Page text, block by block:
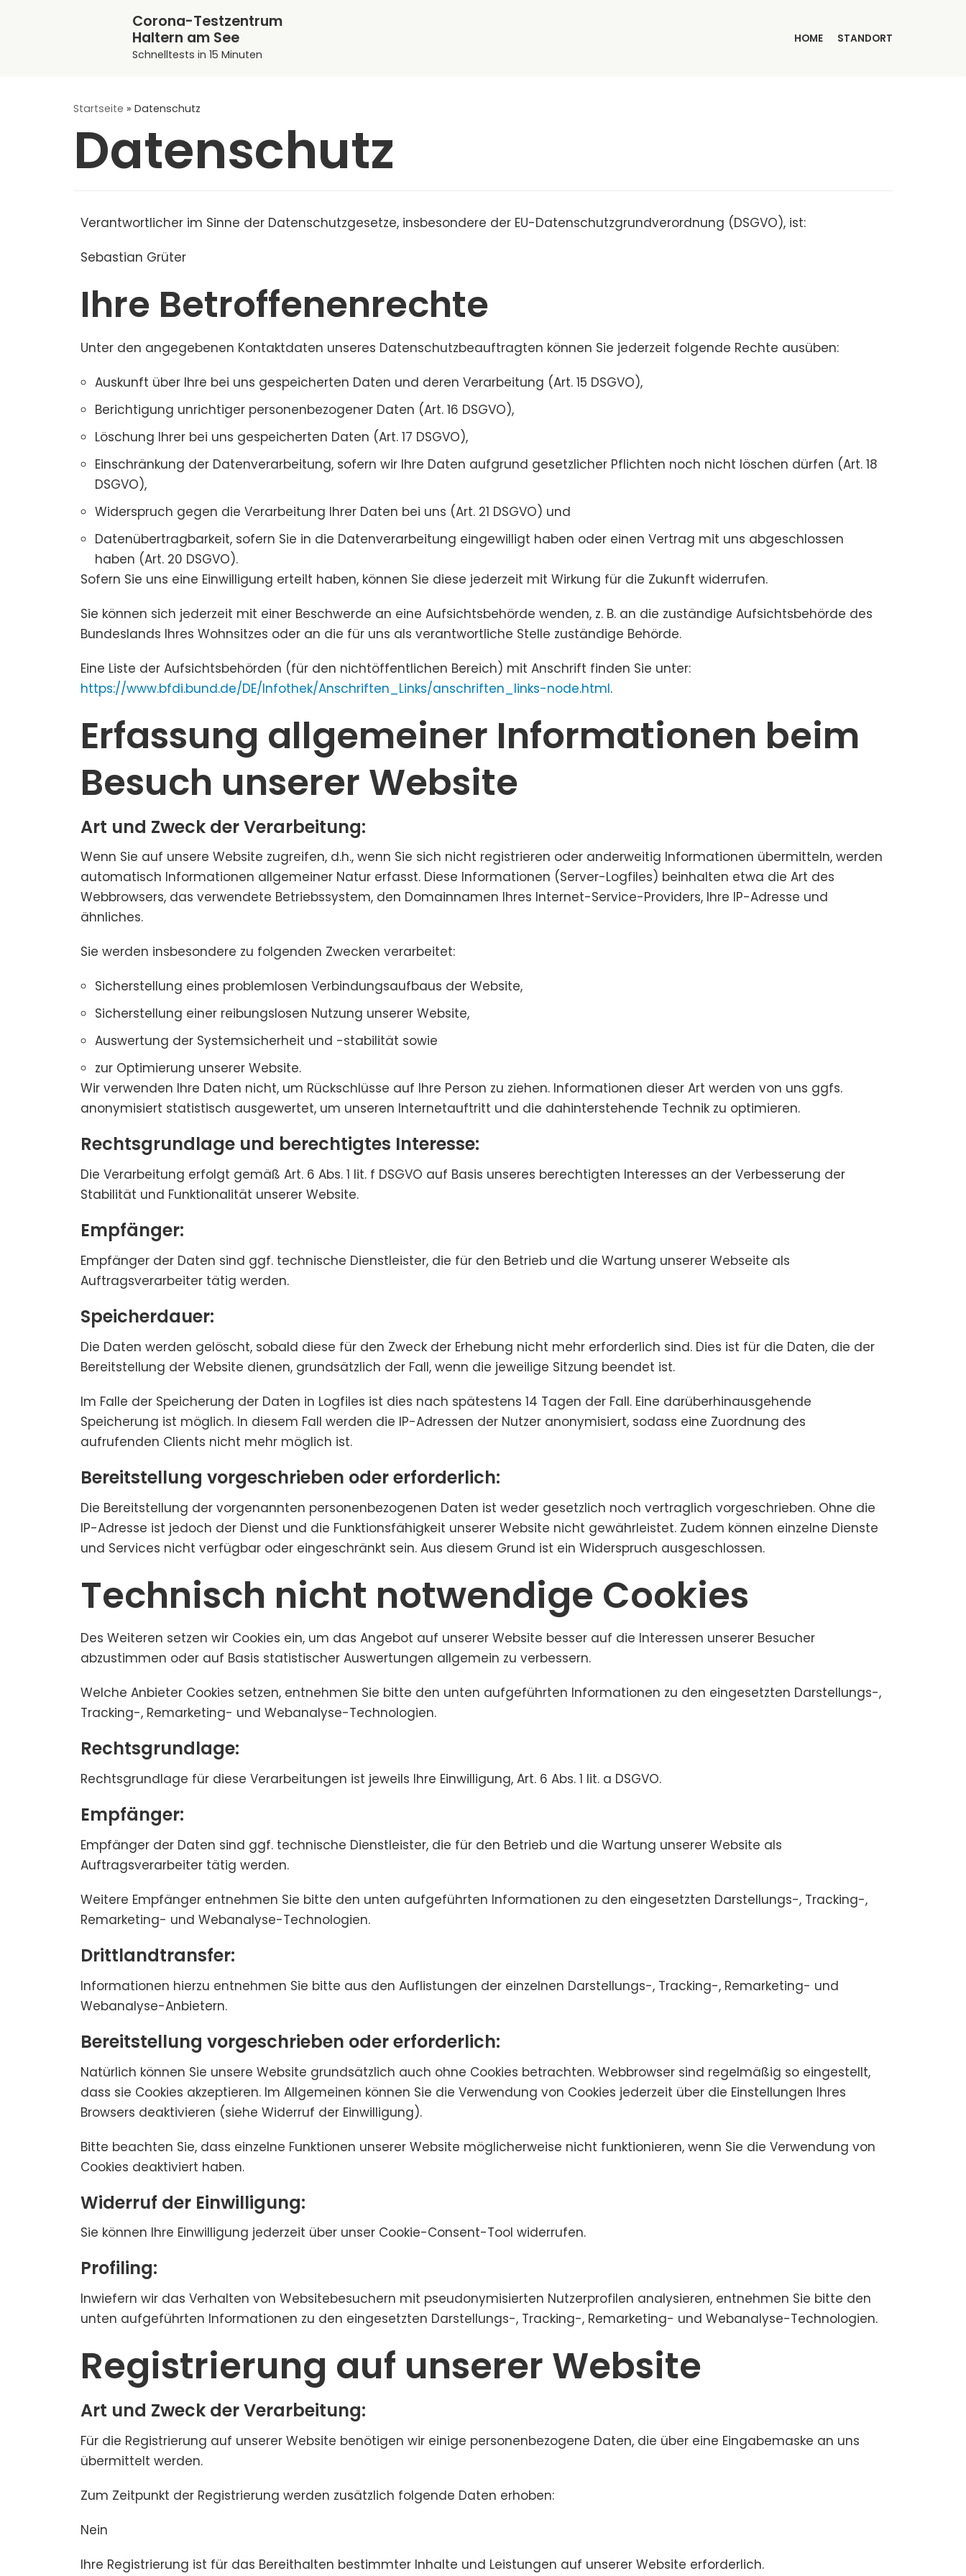
Corona-Testzentrum
Haltern am See
Schnelltests in 15 Minuten
HOME STANDORT
Startseite » Datenschutz
Datenschutz
Verantwortlicher im Sinne der Datenschutzgesetze, insbesondere der EU-Datenschutzgrundverordnung (DSGVO), ist:
Sebastian Grüter
Ihre Betroffenenrechte
Unter den angegebenen Kontaktdaten unseres Datenschutzbeauftragten können Sie jederzeit folgende Rechte ausüben:
Auskunft über Ihre bei uns gespeicherten Daten und deren Verarbeitung (Art. 15 DSGVO),
Berichtigung unrichtiger personenbezogener Daten (Art. 16 DSGVO),
Löschung Ihrer bei uns gespeicherten Daten (Art. 17 DSGVO),
Einschränkung der Datenverarbeitung, sofern wir Ihre Daten aufgrund gesetzlicher Pflichten noch nicht löschen dürfen (Art. 18
DSGVO),
Widerspruch gegen die Verarbeitung Ihrer Daten bei uns (Art. 21 DSGVO) und
Datenübertragbarkeit, sofern Sie in die Datenverarbeitung eingewilligt haben oder einen Vertrag mit uns abgeschlossen
haben (Art. 20 DSGVO).
Sofern Sie uns eine Einwilligung erteilt haben, können Sie diese jederzeit mit Wirkung für die Zukunft widerrufen.
Sie können sich jederzeit mit einer Beschwerde an eine Aufsichtsbehörde wenden, z. B. an die zuständige Aufsichtsbehörde des
Bundeslands Ihres Wohnsitzes oder an die für uns als verantwortliche Stelle zuständige Behörde.
Eine Liste der Aufsichtsbehörden (für den nichtöffentlichen Bereich) mit Anschrift finden Sie unter:
https://www.bfdi.bund.de/DE/Infothek/Anschriften_Links/anschriften_links-node.html.
Erfassung allgemeiner Informationen beim
Besuch unserer Website
Art und Zweck der Verarbeitung:
Wenn Sie auf unsere Website zugreifen, d.h., wenn Sie sich nicht registrieren oder anderweitig Informationen übermitteln, werden
automatisch Informationen allgemeiner Natur erfasst. Diese Informationen (Server-Logfiles) beinhalten etwa die Art des
Webbrowsers, das verwendete Betriebssystem, den Domainnamen Ihres Internet-Service-Providers, Ihre IP-Adresse und
ähnliches.
Sie werden insbesondere zu folgenden Zwecken verarbeitet:
Sicherstellung eines problemlosen Verbindungsaufbaus der Website,
Sicherstellung einer reibungslosen Nutzung unserer Website,
Auswertung der Systemsicherheit und -stabilität sowie
zur Optimierung unserer Website.
Wir verwenden Ihre Daten nicht, um Rückschlüsse auf Ihre Person zu ziehen. Informationen dieser Art werden von uns ggfs.
anonymisiert statistisch ausgewertet, um unseren Internetauftritt und die dahinterstehende Technik zu optimieren.
Rechtsgrundlage und berechtigtes Interesse:
Die Verarbeitung erfolgt gemäß Art. 6 Abs. 1 lit. f DSGVO auf Basis unseres berechtigten Interesses an der Verbesserung der
Stabilität und Funktionalität unserer Website.
Empfänger:
Empfänger der Daten sind ggf. technische Dienstleister, die für den Betrieb und die Wartung unserer Webseite als
Auftragsverarbeiter tätig werden.
Speicherdauer:
Die Daten werden gelöscht, sobald diese für den Zweck der Erhebung nicht mehr erforderlich sind. Dies ist für die Daten, die der
Bereitstellung der Website dienen, grundsätzlich der Fall, wenn die jeweilige Sitzung beendet ist.
Im Falle der Speicherung der Daten in Logfiles ist dies nach spätestens 14 Tagen der Fall. Eine darüberhinausgehende
Speicherung ist möglich. In diesem Fall werden die IP-Adressen der Nutzer anonymisiert, sodass eine Zuordnung des
aufrufenden Clients nicht mehr möglich ist.
Bereitstellung vorgeschrieben oder erforderlich:
Die Bereitstellung der vorgenannten personenbezogenen Daten ist weder gesetzlich noch vertraglich vorgeschrieben. Ohne die
IP-Adresse ist jedoch der Dienst und die Funktionsfähigkeit unserer Website nicht gewährleistet. Zudem können einzelne Dienste
und Services nicht verfügbar oder eingeschränkt sein. Aus diesem Grund ist ein Widerspruch ausgeschlossen.
Technisch nicht notwendige Cookies
Des Weiteren setzen wir Cookies ein, um das Angebot auf unserer Website besser auf die Interessen unserer Besucher
abzustimmen oder auf Basis statistischer Auswertungen allgemein zu verbessern.
Welche Anbieter Cookies setzen, entnehmen Sie bitte den unten aufgeführten Informationen zu den eingesetzten Darstellungs-,
Tracking-, Remarketing- und Webanalyse-Technologien.
Rechtsgrundlage:
Rechtsgrundlage für diese Verarbeitungen ist jeweils Ihre Einwilligung, Art. 6 Abs. 1 lit. a DSGVO.
Empfänger:
Empfänger der Daten sind ggf. technische Dienstleister, die für den Betrieb und die Wartung unserer Website als
Auftragsverarbeiter tätig werden.
Weitere Empfänger entnehmen Sie bitte den unten aufgeführten Informationen zu den eingesetzten Darstellungs-, Tracking-,
Remarketing- und Webanalyse-Technologien.
Drittlandtransfer:
Informationen hierzu entnehmen Sie bitte aus den Auflistungen der einzelnen Darstellungs-, Tracking-, Remarketing- und
Webanalyse-Anbietern.
Bereitstellung vorgeschrieben oder erforderlich:
Natürlich können Sie unsere Website grundsätzlich auch ohne Cookies betrachten. Webbrowser sind regelmäßig so eingestellt,
dass sie Cookies akzeptieren. Im Allgemeinen können Sie die Verwendung von Cookies jederzeit über die Einstellungen Ihres
Browsers deaktivieren (siehe Widerruf der Einwilligung).
Bitte beachten Sie, dass einzelne Funktionen unserer Website möglicherweise nicht funktionieren, wenn Sie die Verwendung von
Cookies deaktiviert haben.
Widerruf der Einwilligung:
Sie können Ihre Einwilligung jederzeit über unser Cookie-Consent-Tool widerrufen.
Profiling:
Inwiefern wir das Verhalten von Websitebesuchern mit pseudonymisierten Nutzerprofilen analysieren, entnehmen Sie bitte den
unten aufgeführten Informationen zu den eingesetzten Darstellungs-, Tracking-, Remarketing- und Webanalyse-Technologien.
Registrierung auf unserer Website
Art und Zweck der Verarbeitung:
Für die Registrierung auf unserer Website benötigen wir einige personenbezogene Daten, die über eine Eingabemaske an uns
übermittelt werden.
Zum Zeitpunkt der Registrierung werden zusätzlich folgende Daten erhoben:
Nein
Ihre Registrierung ist für das Bereithalten bestimmter Inhalte und Leistungen auf unserer Website erforderlich.